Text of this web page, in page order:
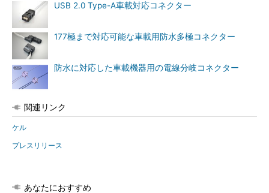
USB 2.0 Type-A車載対応コネクター
177極まで対応可能な車載用防水多極コネクター
防水に対応した車載機器用の電線分岐コネクター
関連リンク
ケル
プレスリリース
あなたにおすすめ